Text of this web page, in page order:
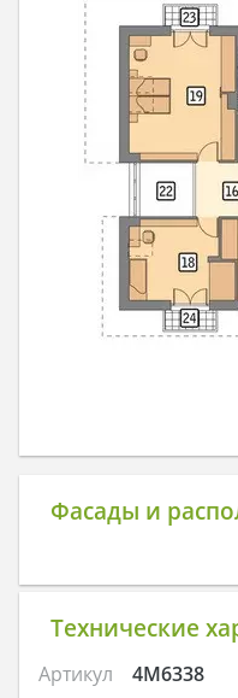
Фасады и
Технические
Артикул
4M6338